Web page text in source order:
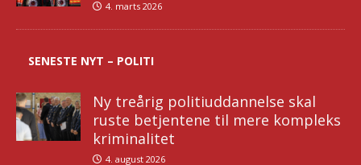
4. marts 2026
SENESTE NYT – POLITI
Ny treårig politiuddannelse skal
ruste betjentene til mere kompleks
kriminalitet
4. august 2026